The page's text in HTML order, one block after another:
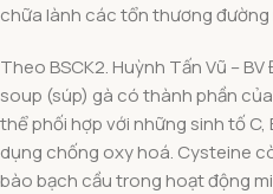
chữa lành các tổn thương đường
Theo BSCK2. Huỳnh Tấn Vũ – BV
soup (súp) gà có thành phần
thể phối hợp với những sinh tố
dụng chống oxy hoá. Cysteine
bào bạch cầu trong hoạt động